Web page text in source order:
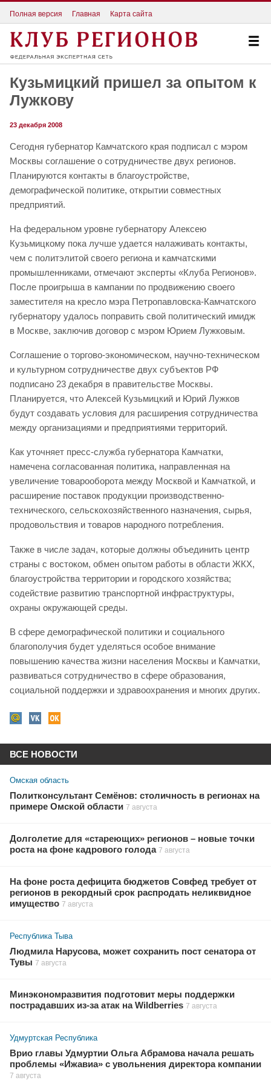
Полная версия Главная Карта сайта
Кузьмицкий пришел за опытом к
Лужкову
23 декабря 2008
Сегодня губернатор Камчатского края подписал с мэром
Москвы соглашение о сотрудничестве двух регионов.
Планируются контакты в благоустройстве,
демографической политике, открытии совместных
предприятий.
На федеральном уровне губернатору Алексею
Кузьмицкому пока лучше удается налаживать контакты,
чем с политэлитой своего региона и камчатскими
промышленниками, отмечают эксперты «Клуба Регионов».
После проигрыша в кампании по продвижению своего
заместителя на кресло мэра Петропавловска-Камчатского
губернатору удалось поправить свой политический имидж
в Москве, заключив договор с мэром Юрием Лужковым.
Соглашение о торгово-экономическом, научно-техническом
и культурном сотрудничестве двух субъектов РФ
подписано 23 декабря в правительстве Москвы.
Планируется, что Алексей Кузьмицкий и Юрий Лужков
будут создавать условия для расширения сотрудничества
между организациями и предприятиями территорий.
Как уточняет пресс-служба губернатора Камчатки,
намечена согласованная политика, направленная на
увеличение товарооборота между Москвой и Камчаткой, и
расширение поставок продукции производственно-
технического, сельскохозяйственного назначения, сырья,
продовольствия и товаров народного потребления.
Также в числе задач, которые должны объединить центр
страны с востоком, обмен опытом работы в области ЖКХ,
благоустройства территории и городского хозяйства;
содействие развитию транспортной инфраструктуры,
охраны окружающей среды.
В сфере демографической политики и социального
благополучия будет уделяться особое внимание
повышению качества жизни населения Москвы и Камчатки,
развиваться сотрудничество в сфере образования,
социальной поддержки и здравоохранения и многих других.
ВСЕ НОВОСТИ
Омская область
Политконсультант Семёнов: столичность в регионах на
примере Омской области 7 августа
Долголетие для «стареющих» регионов – новые точки
роста на фоне кадрового голода 7 августа
На фоне роста дефицита бюджетов Совфед требует от
регионов в рекордный срок распродать неликвидное
имущество 7 августа
Республика Тыва
Людмила Нарусова, может сохранить пост сенатора от
Тувы 7 августа
Минэкономразвития подготовит меры поддержки
пострадавших из-за атак на Wildberries 7 августа
Удмуртская Республика
Врио главы Удмуртии Ольга Абрамова начала решать
проблемы «Ижавиа» с увольнения директора компании
7 августа